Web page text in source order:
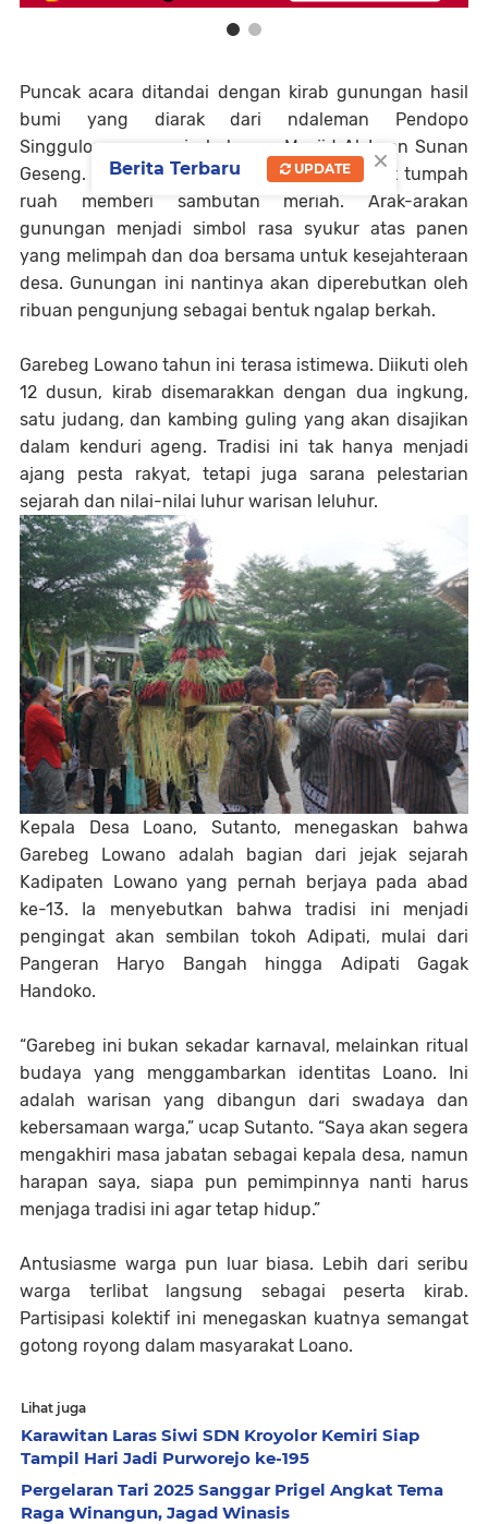
Puncak acara ditandai dengan kirab gunungan hasil
bumi yang diarak dari ndaleman Pendopo
Singgulopuro menuju halaman Masjid Al-Iman Sunan
Geseng. Di sepanjang rute kirab, masyarakat tumpah
ruah memberi sambutan meriah. Arak-arakan
gunungan menjadi simbol rasa syukur atas panen
yang melimpah dan doa bersama untuk kesejahteraan
desa. Gunungan ini nantinya akan diperebutkan oleh
ribuan pengunjung sebagai bentuk ngalap berkah.
Garebeg Lowano tahun ini terasa istimewa. Diikuti oleh
12 dusun, kirab disemarakkan dengan dua ingkung,
satu judang, dan kambing guling yang akan disajikan
dalam kenduri ageng. Tradisi ini tak hanya menjadi
ajang pesta rakyat, tetapi juga sarana pelestarian
sejarah dan nilai-nilai luhur warisan leluhur.
Kepala Desa Loano, Sutanto, menegaskan bahwa
Garebeg Lowano adalah bagian dari jejak sejarah
Kadipaten Lowano yang pernah berjaya pada abad
ke-13. Ia menyebutkan bahwa tradisi ini menjadi
pengingat akan sembilan tokoh Adipati, mulai dari
Pangeran Haryo Bangah hingga Adipati Gagak
Handoko.
“Garebeg ini bukan sekadar karnaval, melainkan ritual
budaya yang menggambarkan identitas Loano. Ini
adalah warisan yang dibangun dari swadaya dan
kebersamaan warga,” ucap Sutanto. “Saya akan segera
mengakhiri masa jabatan sebagai kepala desa, namun
harapan saya, siapa pun pemimpinnya nanti harus
menjaga tradisi ini agar tetap hidup.”
Antusiasme warga pun luar biasa. Lebih dari seribu
warga terlibat langsung sebagai peserta kirab.
Partisipasi kolektif ini menegaskan kuatnya semangat
gotong royong dalam masyarakat Loano.
Lihat juga
Karawitan Laras Siwi SDN Kroyolor Kemiri Siap
Tampil Hari Jadi Purworejo ke-195
Pergelaran Tari 2025 Sanggar Prigel Angkat Tema
Raga Winangun, Jagad Winasis
×
Berita Terbaru UPDATE